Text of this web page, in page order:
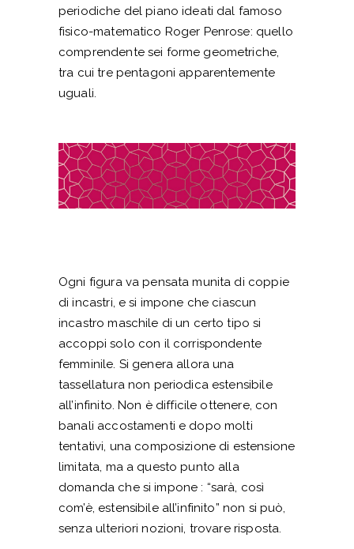
periodiche del piano ideati dal famoso
fisico-matematico Roger Penrose: quello
comprendente sei forme geometriche,
tra cui tre pentagoni apparentemente
uguali.
Ogni figura va pensata munita di coppie
di incastri, e si impone che ciascun
incastro maschile di un certo tipo si
accoppi solo con il corrispondente
femminile. Si genera allora una
tassellatura non periodica estensibile
all’infinito. Non è difficile ottenere, con
banali accostamenti e dopo molti
tentativi, una composizione di estensione
limitata, ma a questo punto alla
domanda che si impone : “sarà, così
com’è, estensibile all’infinito” non si può,
senza ulteriori nozioni, trovare risposta.